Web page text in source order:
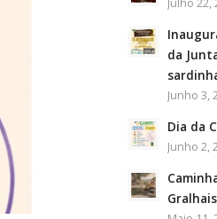
Julho 22,
da
Junho 3,
Dia da
Junho 2,
Gralhais